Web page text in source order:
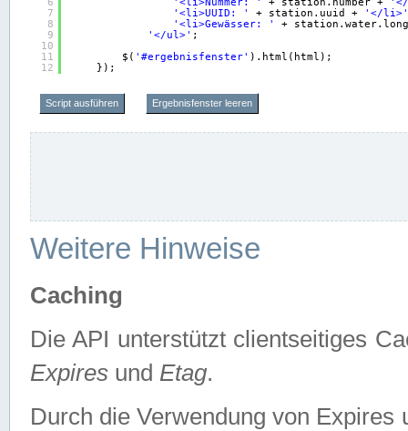
7
8
9
10
11
12
'<li>UUID: '
+ station.uuid +
'</li>'
'<li>Gewässer: '
+
'</ul>' ;
$( '#ergebnisfenster' ).html(html);
});
Script ausführen Ergebnisfenster leeren
Weitere Hinweise
Caching
Die API unterstützt clientseitiges
Expires und Etag.
Durch die Verwendung von